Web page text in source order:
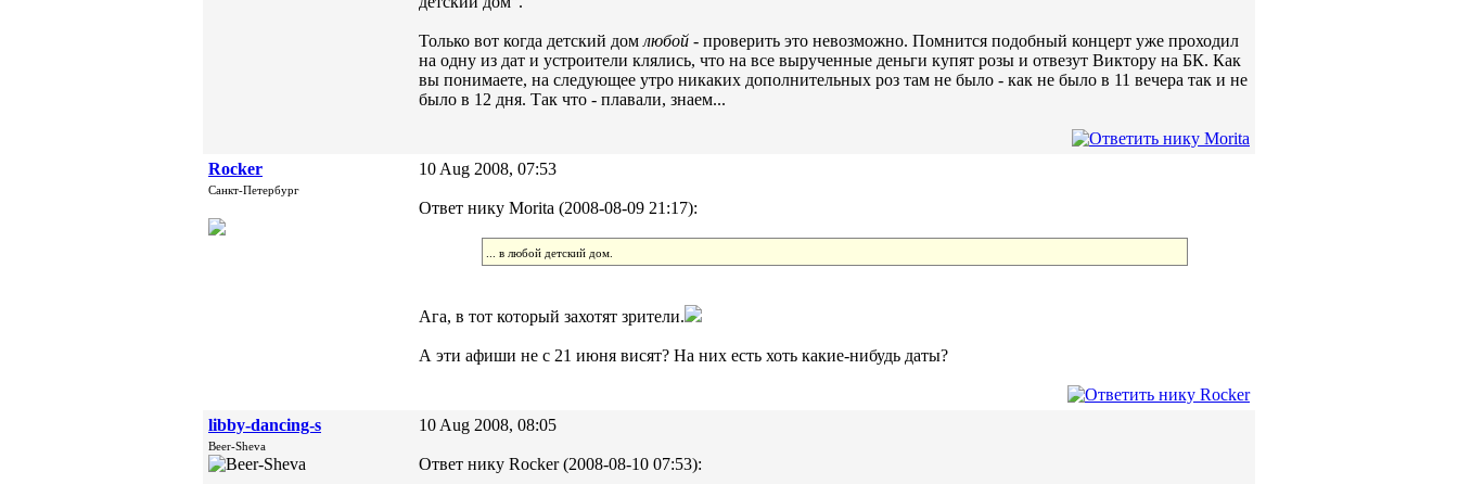
Только вот когда детский дом любой - проверить это невозможно. Помнится подобный концерт уже проходил
на одну из дат и устроители клялись, что на все вырученные деньги купят розы и отвезут Виктору на БК. Как
вы понимаете, на следующее утро никаких дополнительных роз там не было - как не было в 11 вечера так и не
было в 12 дня. Так что - плавали, знаем...
Rocker
Санкт-Петербург
10 Aug 2008, 07:53
Ответ нику Morita (2008-08-09 21:17):
... в любой детский дом.
Ага, в тот который захотят зрители.
А эти афиши не с 21 июня висят? На них есть хоть какие-нибудь даты?
libby-dancing-s
Beer-Sheva
10 Aug 2008, 08:05
Ответ нику Rocker (2008-08-10 07:53):